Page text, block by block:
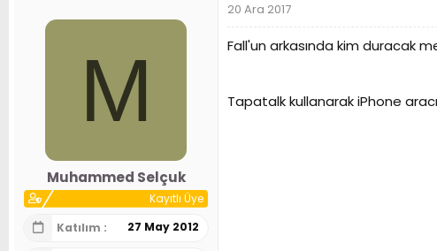
M
Muhammed Selçuk
Kayıtlı Üye
Katılım
27 May 2012
20 Ara 2017
Fall'un arkasında kim duracak
Tapatalk kullanarak iPhone